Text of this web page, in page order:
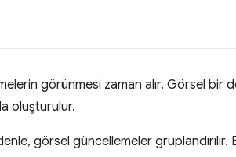
görünmesi zaman alır. Görsel bir
oluşturulur.
görsel güncellemeler